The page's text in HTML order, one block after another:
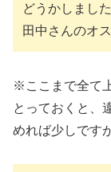
どうかしまし
田中さんのオ
※ここまで全て
とっておくと、
めれば少しです